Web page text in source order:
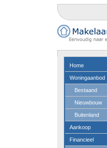
Home
Woningaanbod
Bestaand
Nieuwbouw
Buitenland
Aankoop
Financieel